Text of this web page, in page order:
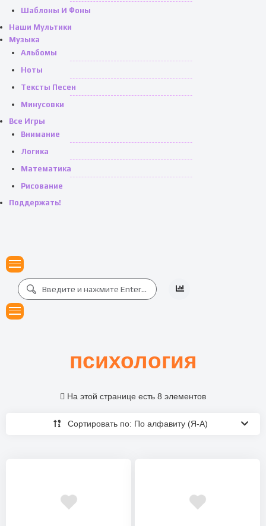
Шаблоны И Фоны
Наши Мультики
Музыка
Альбомы
Ноты
Тексты Песен
Минусовки
Все Игры
Внимание
Логика
Математика
Рисование
Поддержать!
психология
Сортировать по: По алфавиту (Я-А)
На этой странице есть 8 элементов